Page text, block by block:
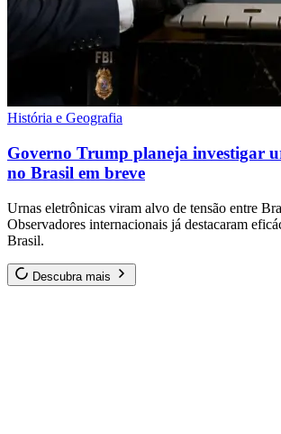
História e Geografia
Governo Trump planeja investigar
no Brasil em breve
Urnas eletrônicas viram alvo de tensão entre
Observadores internacionais já destacaram
Brasil.
Descubra mais